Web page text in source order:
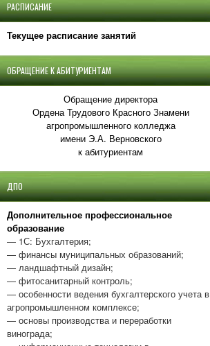
РАСПИСАНИЕ
Текущее расписание занятий
ОБРАЩЕНИЕ К АБИТУРИЕНТАМ
Обращение директора
Ордена Трудового Красного Знамени
агропромышленного колледжа
имени Э.А. Верновского
к абитуриентам
ДПО
Дополнительное профессиональное
образование
— 1С: Бухгалтерия;
— финансы муниципальных образований;
— ландшафтный дизайн;
— фитосанитарный контроль;
— особенности ведения бухгалтерского учета в
агропромышленном комплексе;
— основы производства и переработки
винограда;